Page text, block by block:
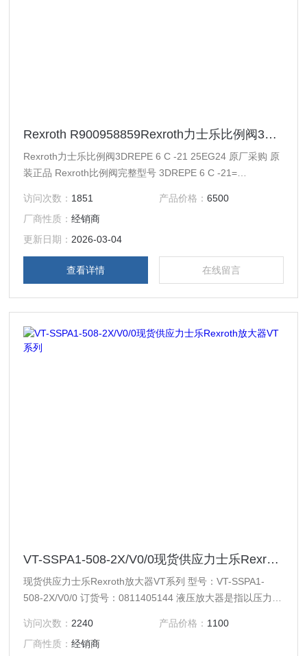
Rexroth R900958859Rexroth力士乐比例阀3DREPE 6 C -21 25EG24
Rexroth力士乐比例阀3DREPE 6 C -21 25EG24 原厂采购 原
装正品 Rexroth比例阀完整型号 3DREPE 6 C -21=
访问次数： 1851 产品价格： 6500
厂商性质：经销商
更新日期： 2026-03-04
查看详情 在线留言
VT-SSPA1-508-2X/V0/0现货供应力士乐Rexroth放大器VT系列
现货供应力士乐Rexroth放大器VT系列 型号：VT-SSPA1-
508-2X/V0/0 订货号：0811405144 液压放大器是指以压力油
对输出端大功率液压功率进行控制的功率放大装置。
访问次数： 2240 产品价格： 1100
厂商性质：经销商